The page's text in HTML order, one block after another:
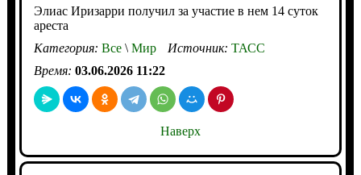
Элиас Иризарри получил за участие в нем 14 суток
ареста
Категория: Все\Мир Источник: ТАСС
Время: 03.06.2026 11:22
Наверх